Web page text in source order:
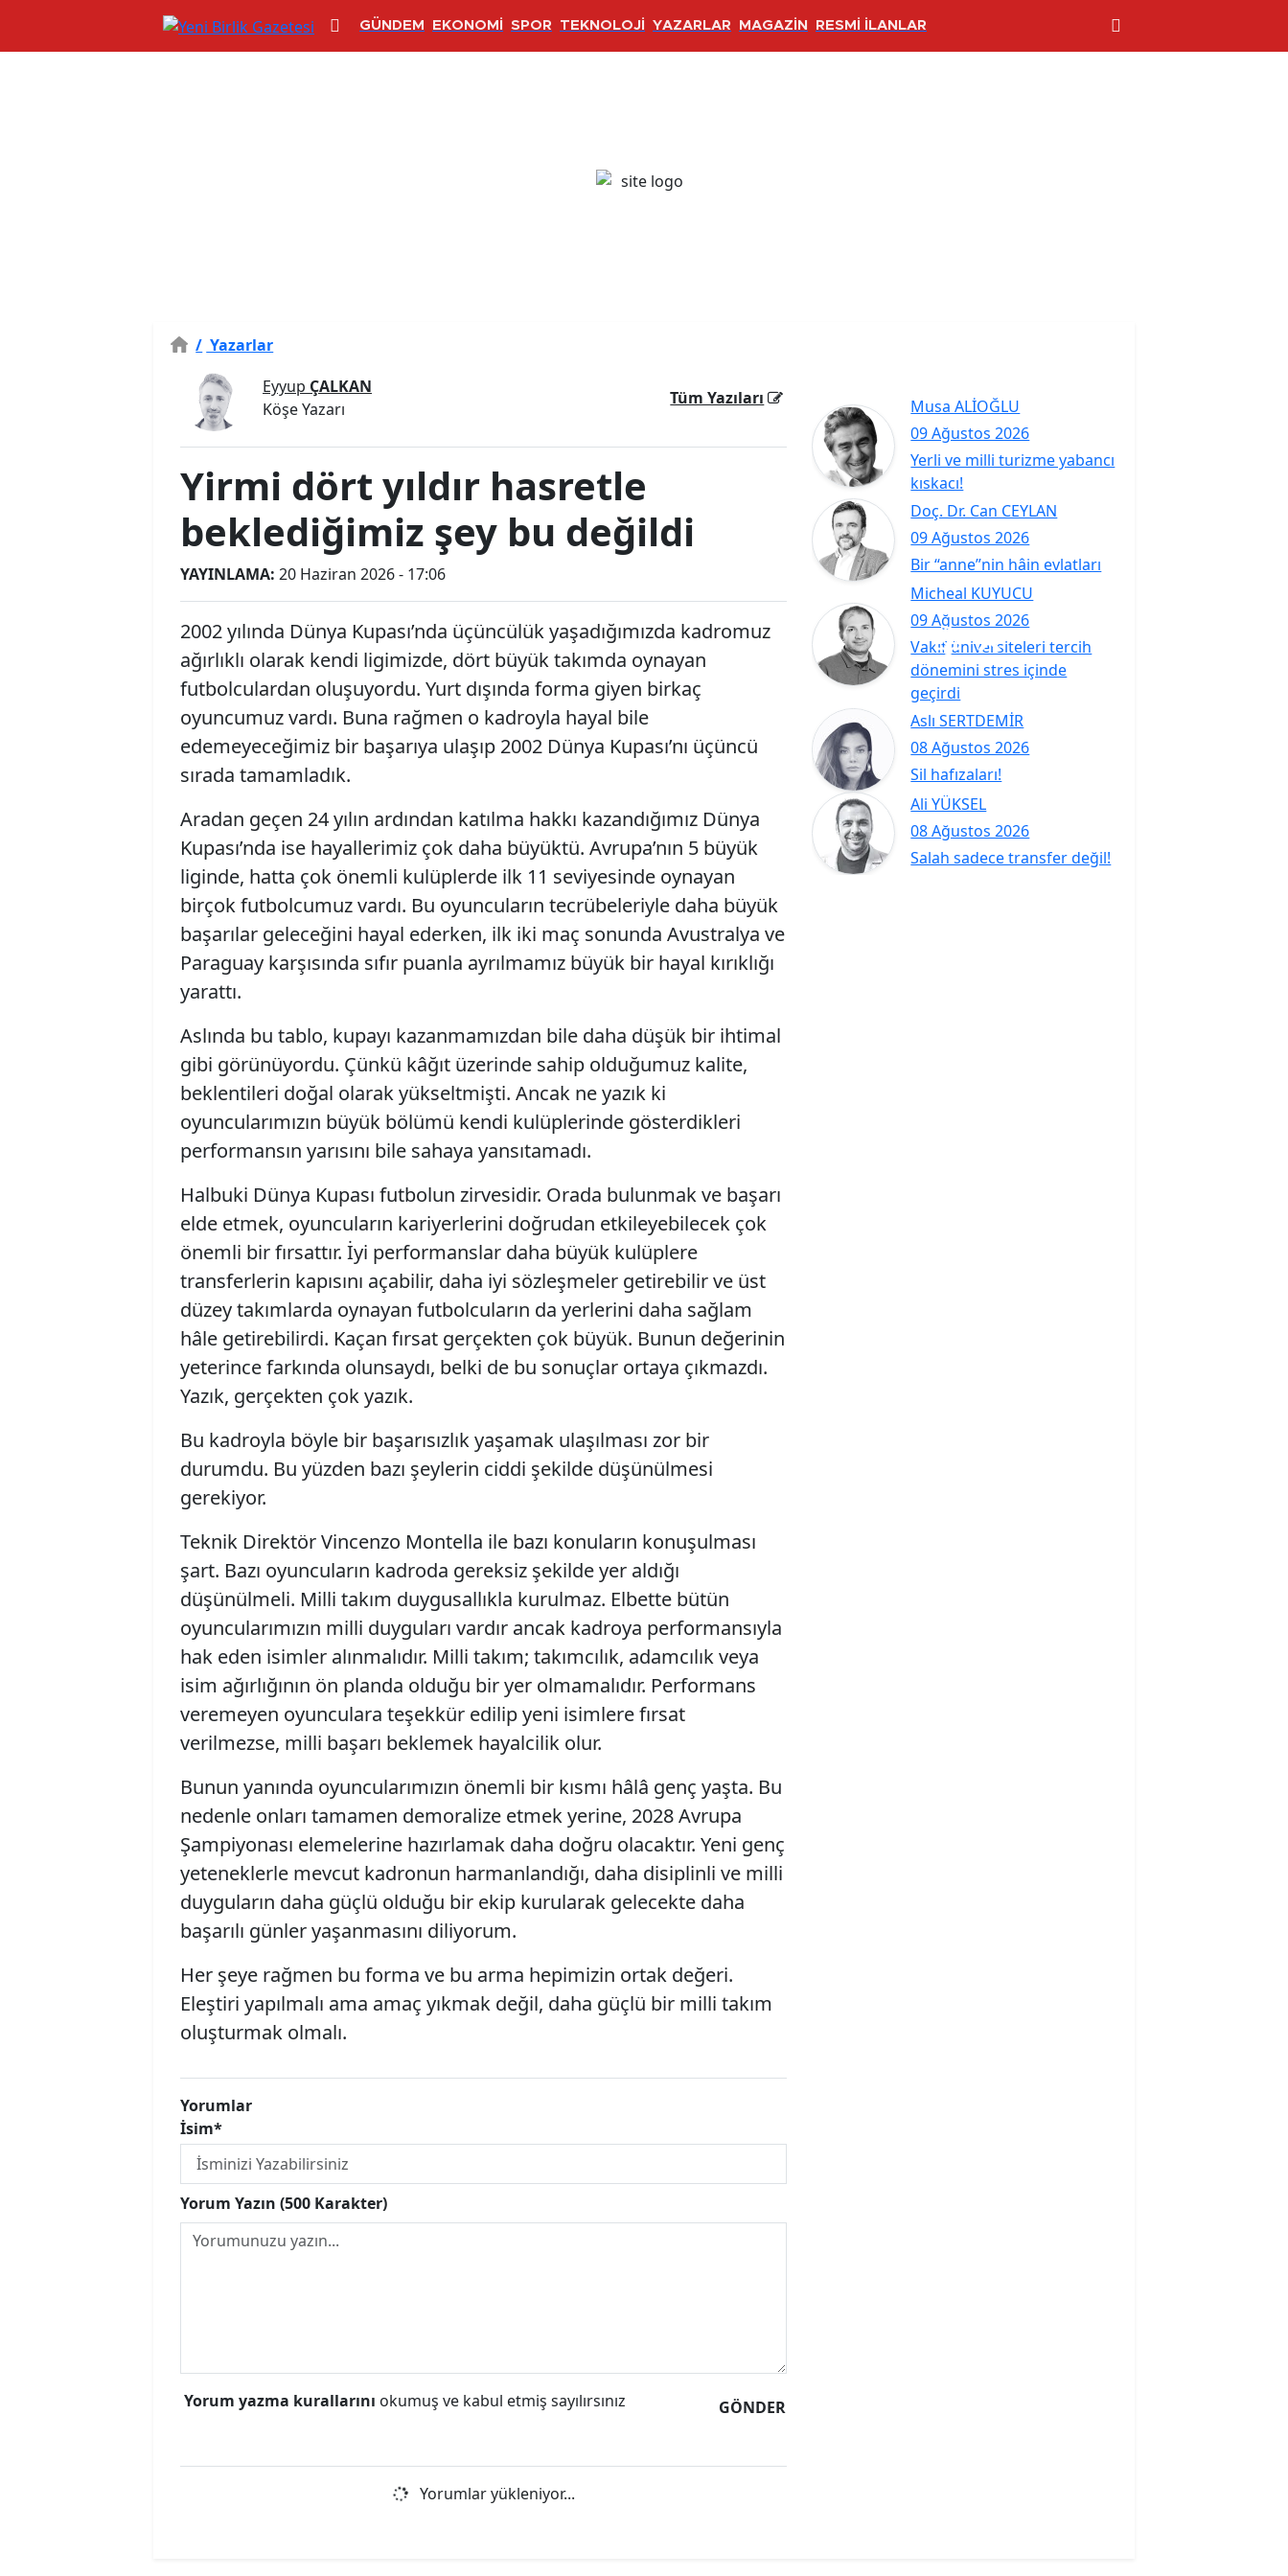
GÜNDEM EKONOMİ SPOR TEKNOLOJİ YAZARLAR MAGAZİN RESMİ İLANLAR
/ Yazarlar
Eyyup ÇALKAN
Köşe Yazarı
Tüm Yazıları
Yirmi dört yıldır hasretle
beklediğimiz şey bu değildi
YAYINLAMA: 20 Haziran 2026 - 17:06
2002 yılında Dünya Kupası’nda üçüncülük yaşadığımızda kadromuz
ağırlıklı olarak kendi ligimizde, dört büyük takımda oynayan
futbolculardan oluşuyordu. Yurt dışında forma giyen birkaç
oyuncumuz vardı. Buna rağmen o kadroyla hayal bile
edemeyeceğimiz bir başarıya ulaşıp 2002 Dünya Kupası’nı üçüncü
sırada tamamladık.
Aradan geçen 24 yılın ardından katılma hakkı kazandığımız Dünya
Kupası’nda ise hayallerimiz çok daha büyüktü. Avrupa’nın 5 büyük
liginde, hatta çok önemli kulüplerde ilk 11 seviyesinde oynayan
birçok futbolcumuz vardı. Bu oyuncuların tecrübeleriyle daha büyük
başarılar geleceğini hayal ederken, ilk iki maç sonunda Avustralya ve
Paraguay karşısında sıfır puanla ayrılmamız büyük bir hayal kırıklığı
yarattı.
Aslında bu tablo, kupayı kazanmamızdan bile daha düşük bir ihtimal
gibi görünüyordu. Çünkü kâğıt üzerinde sahip olduğumuz kalite,
beklentileri doğal olarak yükseltmişti. Ancak ne yazık ki
oyuncularımızın büyük bölümü kendi kulüplerinde gösterdikleri
performansın yarısını bile sahaya yansıtamadı.
Halbuki Dünya Kupası futbolun zirvesidir. Orada bulunmak ve başarı
elde etmek, oyuncuların kariyerlerini doğrudan etkileyebilecek çok
önemli bir fırsattır. İyi performanslar daha büyük kulüplere
transferlerin kapısını açabilir, daha iyi sözleşmeler getirebilir ve üst
düzey takımlarda oynayan futbolcuların da yerlerini daha sağlam
hâle getirebilirdi. Kaçan fırsat gerçekten çok büyük. Bunun değerinin
yeterince farkında olunsaydı, belki de bu sonuçlar ortaya çıkmazdı.
Yazık, gerçekten çok yazık.
Bu kadroyla böyle bir başarısızlık yaşamak ulaşılması zor bir
durumdu. Bu yüzden bazı şeylerin ciddi şekilde düşünülmesi
gerekiyor.
Teknik Direktör Vincenzo Montella ile bazı konuların konuşulması
şart. Bazı oyuncuların kadroda gereksiz şekilde yer aldığı
düşünülmeli. Milli takım duygusallıkla kurulmaz. Elbette bütün
oyuncularımızın milli duyguları vardır ancak kadroya performansıyla
hak eden isimler alınmalıdır. Milli takım; takımcılık, adamcılık veya
isim ağırlığının ön planda olduğu bir yer olmamalıdır. Performans
veremeyen oyunculara teşekkür edilip yeni isimlere fırsat
verilmezse, milli başarı beklemek hayalcilik olur.
Bunun yanında oyuncularımızın önemli bir kısmı hâlâ genç yaşta. Bu
nedenle onları tamamen demoralize etmek yerine, 2028 Avrupa
Şampiyonası elemelerine hazırlamak daha doğru olacaktır. Yeni genç
yeteneklerle mevcut kadronun harmanlandığı, daha disiplinli ve milli
duyguların daha güçlü olduğu bir ekip kurularak gelecekte daha
başarılı günler yaşanmasını diliyorum.
Her şeye rağmen bu forma ve bu arma hepimizin ortak değeri.
Eleştiri yapılmalı ama amaç yıkmak değil, daha güçlü bir milli takım
oluşturmak olmalı.
Yorumlar
İsim*
Yorum Yazın (500 Karakter)
GÖNDER
Yorum yazma kurallarını okumuş ve kabul etmiş sayılırsınız
Yorumlar yükleniyor...
Musa ALİOĞLU
09 Ağustos 2026
Yerli ve milli turizme yabancı
kıskacı!
Doç. Dr. Can CEYLAN
09 Ağustos 2026
Bir “anne”nin hâin evlatları
Micheal KUYUCU
09 Ağustos 2026
Vakıf üniversiteleri tercih
dönemini stres içinde
geçirdi
Aslı SERTDEMİR
08 Ağustos 2026
Sil hafızaları!
Ali YÜKSEL
08 Ağustos 2026
Salah sadece transfer değil!